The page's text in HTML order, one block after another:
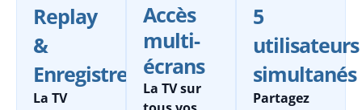
Replay
&
Enregistrement
La TV
Accès
multi-
écrans
La TV sur
5
utilisateurs
simultanés
Partagez